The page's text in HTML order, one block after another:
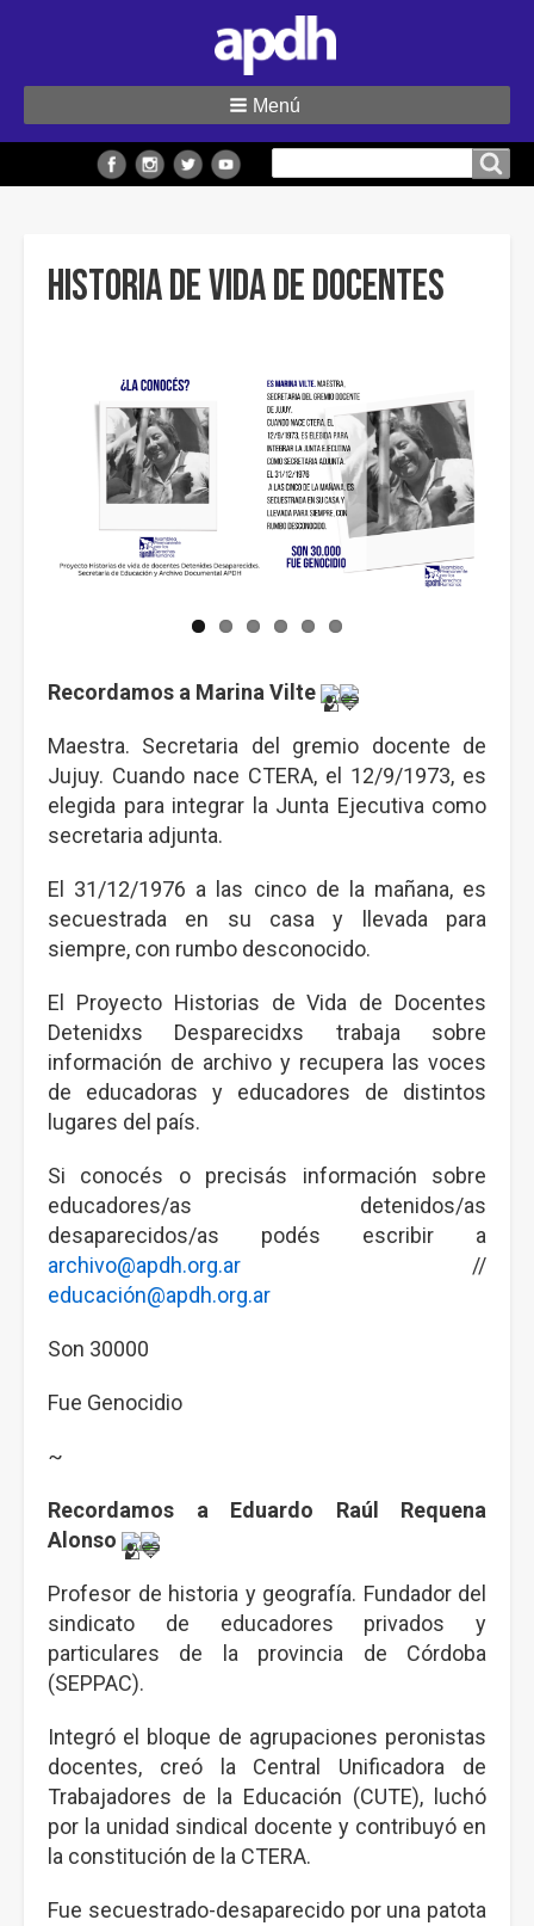
sitio
Menú
Historia de vida de docentes
Recordamos a Marina Vilte
Maestra. Secretaria del gremio docente de
Jujuy. Cuando nace CTERA, el 12/9/1973, es
elegida para integrar la Junta Ejecutiva como
secretaria adjunta.
El 31/12/1976 a las cinco de la mañana, es
secuestrada en su casa y llevada para
siempre, con rumbo desconocido.
El Proyecto Historias de Vida de Docentes
Detenidxs Desparecidxs trabaja sobre
información de archivo y recupera las voces
de educadoras y educadores de distintos
lugares del país.
Si conocés o precisás información sobre
educadores/as detenidos/as
desaparecidos/as podés escribir a
archivo@apdh.org.ar //
educación@apdh.org.ar
Son 30000
Fue Genocidio
~
Recordamos a Eduardo Raúl Requena
Alonso
Profesor de historia y geografía. Fundador del
sindicato de educadores privados y
particulares de la provincia de Córdoba
(SEPPAC).
Integró el bloque de agrupaciones peronistas
docentes, creó la Central Unificadora de
Trabajadores de la Educación (CUTE), luchó
por la unidad sindical docente y contribuyó en
la constitución de la CTERA.
Fue secuestrado-desaparecido por una patota